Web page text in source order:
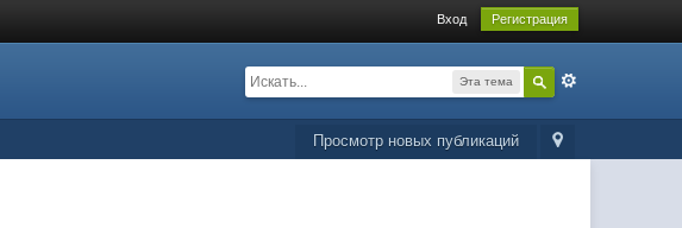
Вход Регистрация
Эта тема
Просмотр новых публикаций